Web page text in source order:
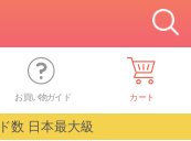
お買い物ガイド カート
数 日本最大級